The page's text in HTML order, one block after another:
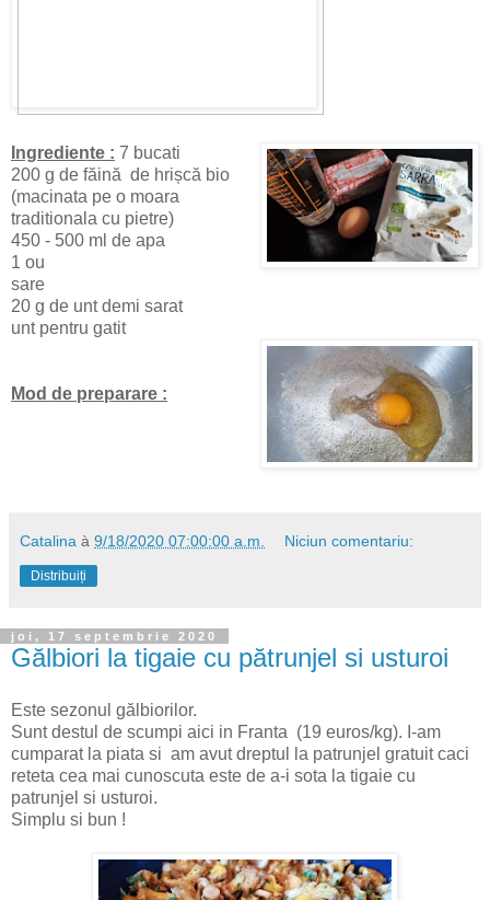
Ingrediente : 7 bucati
200 g de făină de hrișcă bio
(macinata pe o moara
traditionala cu pietre)
450 - 500 ml de apa
1 ou
sare
20 g de unt demi sarat
unt pentru gatit
Mod de preparare :
Catalina à 9/18/2020 07:00:00 a.m. Niciun comentariu:
Distribuiți
joi, 17 septembrie 2020
Gălbiori la tigaie cu pătrunjel si usturoi
Este sezonul gălbiorilor.
Sunt destul de scumpi aici in Franta (19 euros/kg). I-am
cumparat la piata si am avut dreptul la patrunjel gratuit caci
reteta cea mai cunoscuta este de a-i sota la tigaie cu
patrunjel si usturoi.
Simplu si bun !